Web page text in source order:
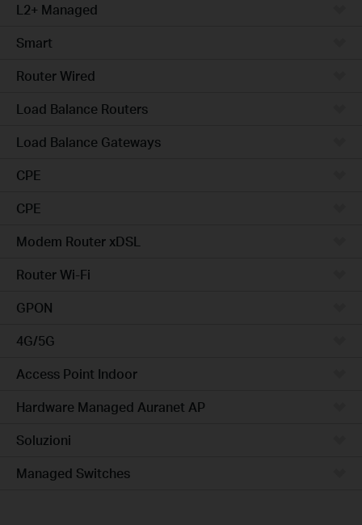
L2+ Managed
Smart
Router Wired
Load Balance Routers
Load Balance Gateways
CPE
CPE
Modem Router xDSL
Router Wi-Fi
GPON
4G/5G
Access Point Indoor
Hardware Managed Auranet AP
Soluzioni
Managed Switches